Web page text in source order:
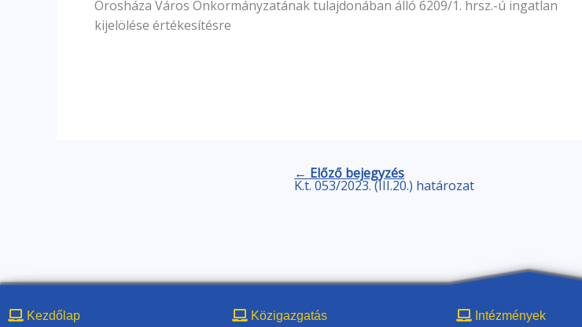
Orosháza Város Önkormányzatának tulajdonában álló 6209/1. hrsz.-ú ingatlan
kijelölése értékesítésre
← Előző bejegyzés
K.t. 053/2023. (III.20.) határozat
Kezdőlap Közigazgatás Intézmények